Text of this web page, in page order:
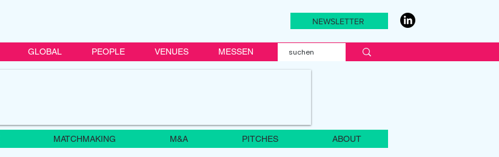
NEWSLETTER
GLOBAL PEOPLE VENUES MESSEN
MATCHMAKING M&A PITCHES ABOUT